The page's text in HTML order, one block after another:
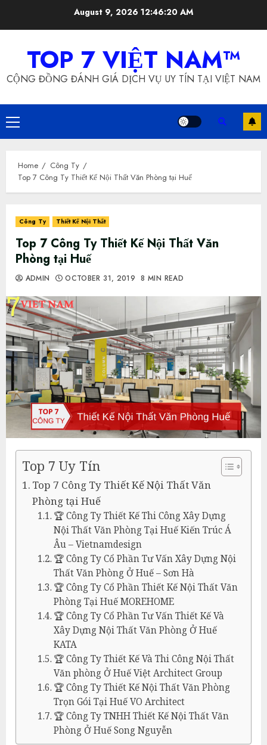
August 9, 202612:46:21 AM
TOP 7 VIỆT NAM™
CỘNG ĐỒNG ĐÁNH GIÁ DỊCH VỤ UY TÍN TẠI VIỆT NAM
Primary
Menu
Home
Công Ty
Top 7 Công Ty Thiết Kế Nội Thất Văn Phòng tại Huế
Công Ty Thiết Kế Nội Thất
Top 7 Công Ty Thiết Kế Nội Thất Văn
Phòng tại Huế
ADMIN OCTOBER 31, 2019 8 MIN READ
Top 7 Uy Tín
Top 7 Công Ty Thiết Kế Nội Thất Văn
Phòng tại Huế
🏆 Công Ty Thiết Kế Thi Công Xây Dựng
Nội Thất Văn Phòng Tại Huế Kiến Trúc Á
Âu – Vietnamdesign
🏆 Công Ty Cổ Phần Tư Vấn Xây Dựng Nội
Thất Văn Phòng Ở Huế – Sơn Hà
🏆 Công Ty Cổ Phần Thiết Kế Nội Thất Văn
Phòng Tại Huế MOREHOME
🏆 Công Ty Cổ Phần Tư Vấn Thiết Kế Và
Xây Dựng Nội Thất Văn Phòng Ở Huế
KATA
🏆 Công Ty Thiết Kế Và Thi Công Nội Thất
Văn phòng Ở Huế Việt Architect Group
🏆 Công Ty Thiết Kế Nội Thất Văn Phòng
Trọn Gói Tại Huế VO Architect
🏆 Công Ty TNHH Thiết Kế Nội Thất Văn
Phòng Ở Huế Song Nguyễn